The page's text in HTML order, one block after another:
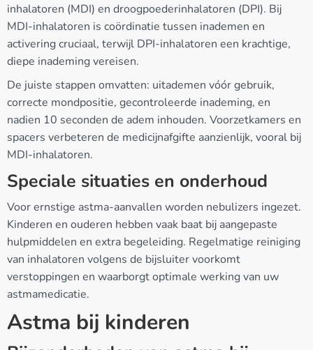
inhalatoren (MDI) en droogpoederinhalatoren (DPI). Bij
MDI-inhalatoren is coördinatie tussen inademen en
activering cruciaal, terwijl DPI-inhalatoren een krachtige,
diepe inademing vereisen.
De juiste stappen omvatten: uitademen vóór gebruik,
correcte mondpositie, gecontroleerde inademing, en
nadien 10 seconden de adem inhouden. Voorzetkamers en
spacers verbeteren de medicijnafgifte aanzienlijk, vooral bij
MDI-inhalatoren.
Speciale situaties en onderhoud
Voor ernstige astma-aanvallen worden nebulizers ingezet.
Kinderen en ouderen hebben vaak baat bij aangepaste
hulpmiddelen en extra begeleiding. Regelmatige reiniging
van inhalatoren volgens de bijsluiter voorkomt
verstoppingen en waarborgt optimale werking van uw
astmamedicatie.
Astma bij kinderen